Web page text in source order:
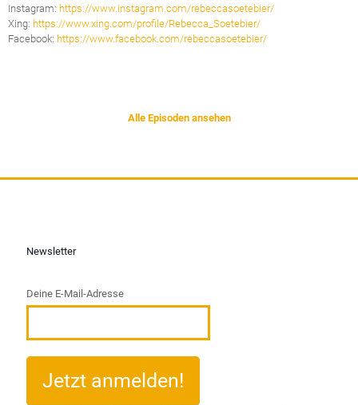
Instagram: https://www.instagram.com/rebeccasoetebier/
Xing: https://www.xing.com/profile/Rebecca_Soetebier/
Facebook: https://www.facebook.com/rebeccasoetebier/
Alle Episoden ansehen
Newsletter
Deine E-Mail-Adresse